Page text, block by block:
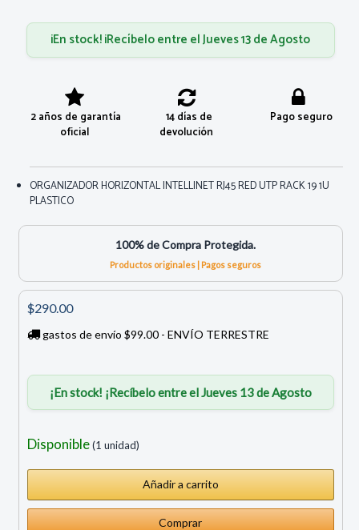
¡En stock! ¡Recíbelo entre el Jueves 13 de Agosto
2 años de garantía
oficial
14 días de
devolución
Pago seguro
ORGANIZADOR HORIZONTAL INTELLINET RJ45 RED UTP RACK 19 1U
PLASTICO
100% de Compra Protegida.
Productos originales | Pagos seguros
$290.00
gastos de envío $99.00 - ENVÍO TERRESTRE
¡En stock! ¡Recíbelo entre el Jueves 13 de Agosto
Disponible(1 unidad)
Comprar